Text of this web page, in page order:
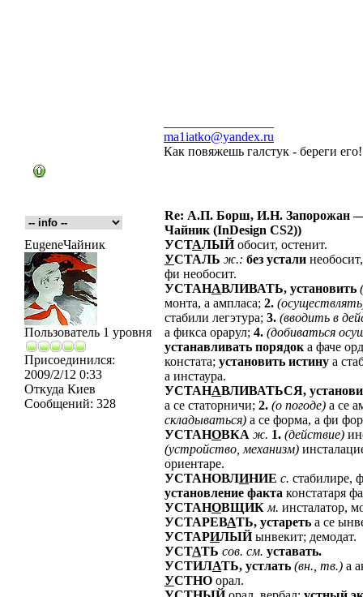
ma1iatko@yandex.ru
Как повяжешь галстук - береги
Re: А.П. Борш, И.Н. Запорожан —
Чайник (InDesign CS2))
EugeneЧайник
Пользователь 1 уровня
Присоединился:
2009/2/12 0:33
Откуда Киев
Сообщений: 328
УСТАЛЫЙобосит, остенит.
УСТАЛЬ ж.: без устали
фи необосит.
УСТАНАВЛИВАТЬ, установить
монта, а ампласа; 2.
стабили легэтура; 3. (вводить в
а фикса орарул; 4. (добиваться
устанавливать порядок а фаче
констата; установить истину а
а инстаура.
УСТАНАВЛИВАТЬСЯ,
а се статорничи; 2. (о погоде) а се
складываться) а се форма, а фи
УСТАНОВКА ж. 1. (действие)
(устройство, механизм)
ориентаре.
УСТАНОВЛИНИЕ с. стабилире,
установление факта констатаря
УСТАНОВЩИК м. инсталатор,
УСТАРЕВАТЬ, устареть а се
УСТАРИЛЫЙынвекит; демодат.
УСТАТЬ сов. см. уставать.
УСТИЛАТЬ, устлать (вн., тв.) а
УСТНО орал.